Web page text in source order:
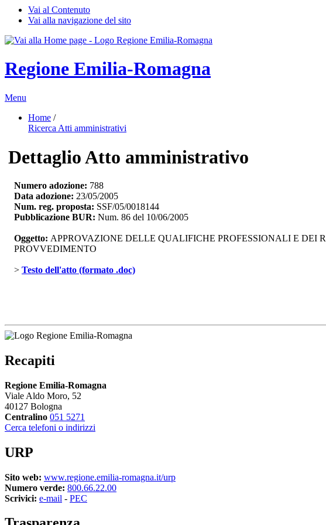
Vai al Contenuto
Vai alla navigazione del sito
Regione Emilia-Romagna
Menu
Home /
Ricerca Atti amministrativi
Dettaglio Atto amministrativo
Numero adozione: 788
Data adozione: 23/05/2005
Num. reg. proposta: SSF/05/0018144
Pubblicazione BUR: Num. 86 del 10/06/2005
Oggetto: APPROVAZIONE DELLE QUALIFICHE PROFESSIONALI E DEI
PROVVEDIMENTO
> Testo dell'atto (formato .doc)
Recapiti
Regione Emilia-Romagna
Viale Aldo Moro, 52
40127 Bologna
Centralino 051 5271
Cerca telefoni o indirizzi
URP
Sito web: www.regione.emilia-romagna.it/urp
Numero verde: 800.66.22.00
Scrivici: e-mail - PEC